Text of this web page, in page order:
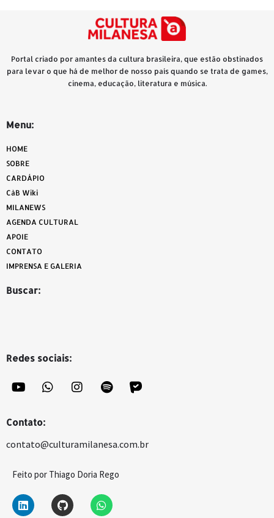
Portal criado por amantes da cultura brasileira, que estão obstinados
para levar o que há de melhor de nosso país quando se trata de games,
cinema, educação, literatura e música.
Menu:
HOME
SOBRE
CARDÁPIO
CàB Wiki
MILANEWS
AGENDA CULTURAL
APOIE
CONTATO
IMPRENSA E GALERIA
Buscar:
Redes sociais:
Contato:
contato@culturamilanesa.com.br
Feito por Thiago Doria Rego